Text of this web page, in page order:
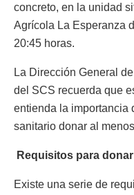
concreto, en la unidad
Agrícola La Esperanza
20:45 horas.
La Dirección General
del SCS recuerda que
entienda la importancia
sanitario donar al
Requisitos para donar
Existe una serie de